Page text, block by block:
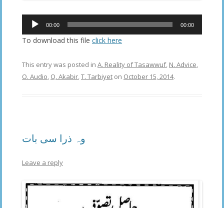
Audio
00:00 00:00
To download this file click here
This entry was posted in A. Reality of Tasawwuf, N. Advice
O. Audio Q. Akabir T. Tarbiyet on October 15, 2014.
وہ ذرا سی بات
Leave a reply